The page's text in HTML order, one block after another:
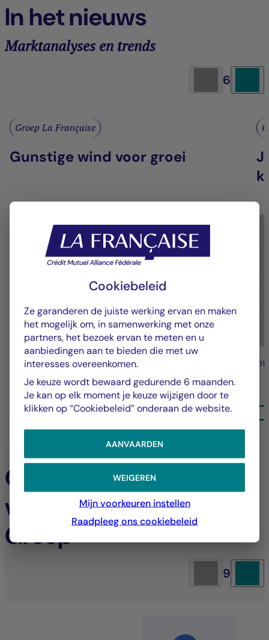
In het nieuws
Marktanalyses en trends
6
Groep La Française
Gunstige wind voor groei
01/04/2026
ALLE NIEUWSBERICHTEN
Ontdek de expertise
van de La Française
Groep
9
Cookiebeleid
Ze garanderen de juiste werking ervan en maken
het mogelijk om, in samenwerking met onze
partners, het bezoek ervan te meten en u
aanbiedingen aan te bieden die met uw
interesses overeenkomen.
Je keuze wordt bewaard gedurende 6 maanden.
Je kan op elk moment je keuze wijzigen door te
klikken op “Cookiebeleid” onderaan de website.
AANVAARDEN
WEIGEREN
Mijn voorkeuren instellen
Raadpleeg ons cookiebeleid